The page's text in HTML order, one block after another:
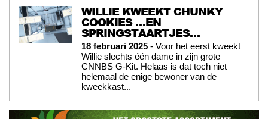
WILLIE KWEEKT CHUNKY
COOKIES …EN
SPRINGSTAARTJES…
18 februari 2025 - Voor het eerst kweekt
Willie slechts één dame in zijn grote
CNNBS G-Kit. Helaas is dat toch niet
helemaal de enige bewoner van de
kweekkast...